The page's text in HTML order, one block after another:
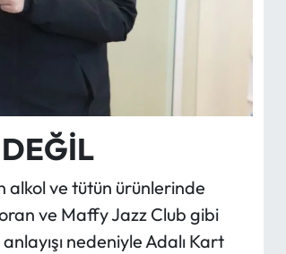
alkol ve tütün ürünlerinde
ve Maffy Jazz Club gibi
nedeniyle Adalı Kart